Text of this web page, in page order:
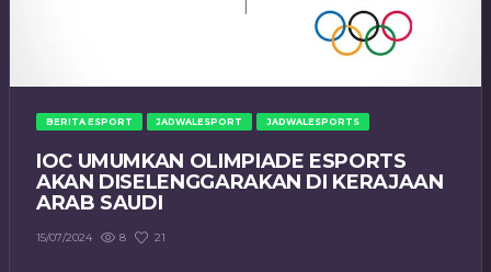
BERITA ESPORT JADWALESPORT JADWALESPORTS
IOC UMUMKAN OLIMPIADE ESPORTS
AKAN DISELENGGARAKAN DI KERAJAAN
ARAB SAUDI
15/07/2024 8 21